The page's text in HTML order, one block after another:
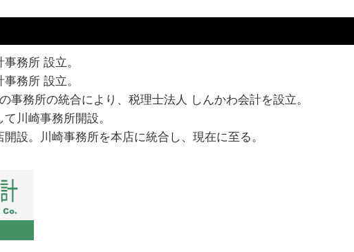
務所 設立。
務所 設立。
事務所の統合により、税理士法人 しんかわ会計を設立。
川崎事務所開設。
開設。川崎事務所を本店に統合し、現在に至る。